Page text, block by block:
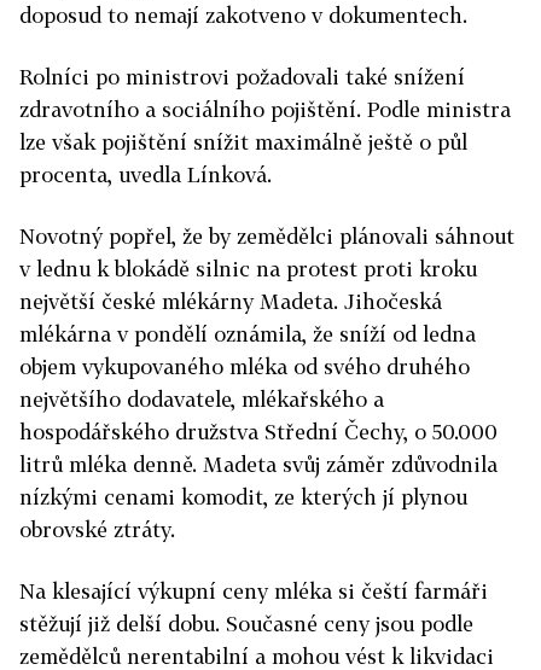
doposud to nemají zakotveno v dokumentech.
Rolníci po ministrovi požadovali také snížení
zdravotního a sociálního pojištění. Podle ministra
lze však pojištění snížit maximálně ještě o půl
procenta, uvedla Línková.
Novotný popřel, že by zemědělci plánovali sáhnout
v lednu k blokádě silnic na protest proti kroku
největší české mlékárny Madeta. Jihočeská
mlékárna v pondělí oznámila, že sníží od ledna
objem vykupovaného mléka od svého druhého
největšího dodavatele, mlékařského a
hospodářského družstva Střední Čechy, o 50.000
litrů mléka denně. Madeta svůj záměr zdůvodnila
nízkými cenami komodit, ze kterých jí plynou
obrovské ztráty.
Na klesající výkupní ceny mléka si čeští farmáři
stěžují již delší dobu. Současné ceny jsou podle
zemědělců nerentabilní a mohou vést k likvidaci